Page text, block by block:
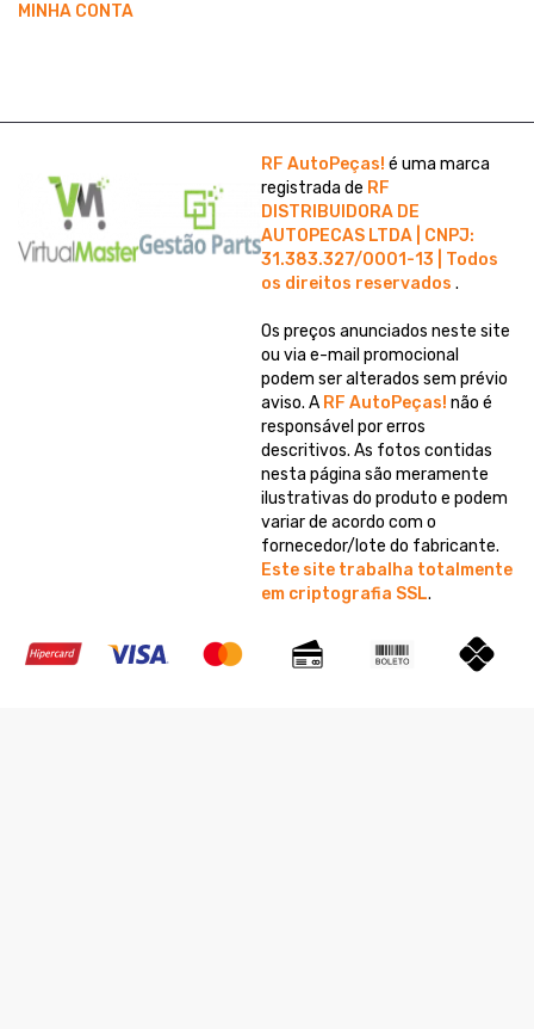
MINHA CONTA
RF AutoPeças! é uma marca
registrada de RF
DISTRIBUIDORA DE
AUTOPECAS LTDA | CNPJ:
31.383.327/0001-13 | Todos
os direitos reservados.
Os preços anunciados neste site
ou via e-mail promocional
podem ser alterados sem prévio
aviso. A RF AutoPeças! não é
responsável por erros
descritivos. As fotos contidas
nesta página são meramente
ilustrativas do produto e podem
variar de acordo com o
fornecedor/lote do fabricante.
Este site trabalha totalmente
em criptografia SSL.